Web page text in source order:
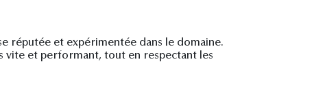
réputée et expérimentée dans le domaine.
vite et performant, tout en respectant les